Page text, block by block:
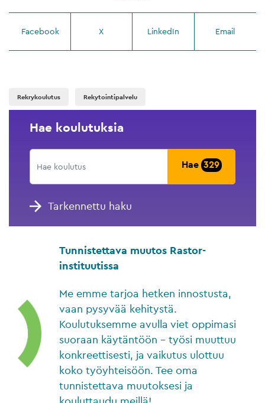
Facebook X LinkedIn Email
Rekrykoulutus Rekytointipalvelu
Hae koulutuksia
Hae 329
Tarkennettu haku
Tunnistettava muutos Rastor-
instituutissa
Me emme tarjoa hetken innostusta,
vaan pysyvää kehitystä.
Koulutuksemme avulla viet oppimasi
suoraan käytäntöön – työsi muuttuu
konkreettisesti, ja vaikutus ulottuu
koko työyhteisöön. Tee oma
tunnistettava muutoksesi ja